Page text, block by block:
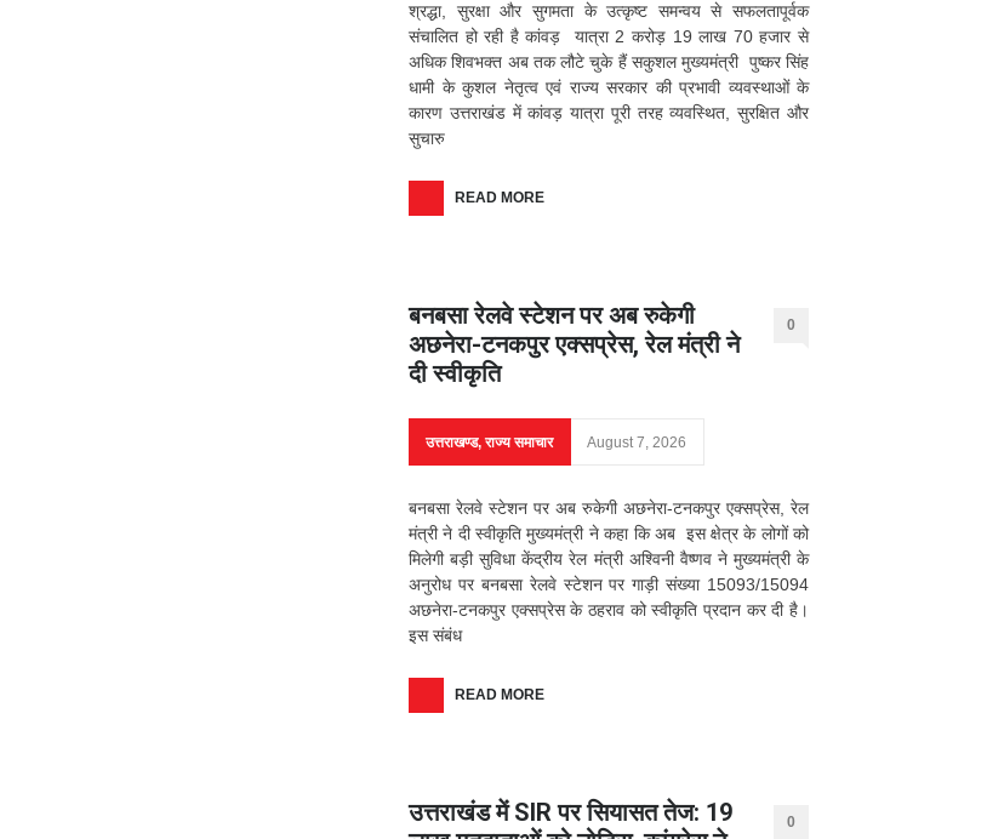
श्रद्धा, सुरक्षा और सुगमता के उत्कृष्ट समन्वय से सफलतापूर्वक
संचालित हो रही है कांवड़ यात्रा 2 करोड़ 19 लाख 70 हजार से
अधिक शिवभक्त अब तक लौटे चुके हैं सकुशल मुख्यमंत्री पुष्कर सिंह
धामी के कुशल नेतृत्व एवं राज्य सरकार की प्रभावी व्यवस्थाओं के
कारण उत्तराखंड में कांवड़ यात्रा पूरी तरह व्यवस्थित, सुरक्षित और
सुचारु
READ MORE
बनबसा रेलवे स्टेशन पर अब रुकेगी
अछनेरा-टनकपुर एक्सप्रेस, रेल मंत्री ने
दी स्वीकृति
0
उत्तराखण्ड,राज्य समाचार August 7, 2026
बनबसा रेलवे स्टेशन पर अब रुकेगी अछनेरा-टनकपुर एक्सप्रेस, रेल
मंत्री ने दी स्वीकृति मुख्यमंत्री ने कहा कि अब इस क्षेत्र के लोगों को
मिलेगी बड़ी सुविधा केंद्रीय रेल मंत्री अश्विनी वैष्णव ने मुख्यमंत्री के
अनुरोध पर बनबसा रेलवे स्टेशन पर गाड़ी संख्या 15093/15094
अछनेरा-टनकपुर एक्सप्रेस के ठहराव को स्वीकृति प्रदान कर दी है।
इस संबंध
READ MORE
उत्तराखंड में SIR पर सियासत तेज: 19
0